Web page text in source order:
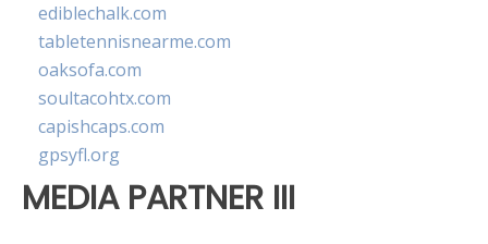
ediblechalk.com
tabletennisnearme.com
oaksofa.com
soultacohtx.com
capishcaps.com
gpsyfl.org
MEDIA PARTNER III